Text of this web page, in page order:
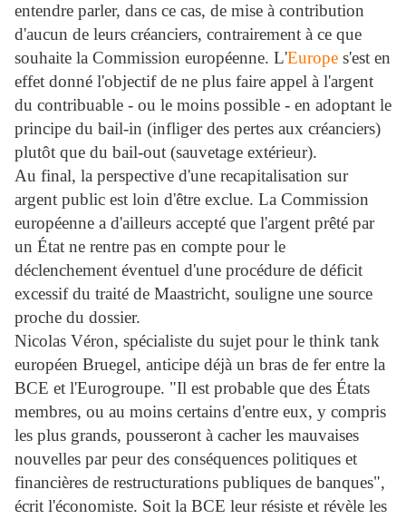
entendre parler, dans ce cas, de mise à contribution
d'aucun de leurs créanciers, contrairement à ce que
souhaite la Commission européenne. L'Europe s'est en
effet donné l'objectif de ne plus faire appel à l'argent
du contribuable - ou le moins possible - en adoptant le
principe du bail-in (infliger des pertes aux créanciers)
plutôt que du bail-out (sauvetage extérieur).
Au final, la perspective d'une recapitalisation sur
argent public est loin d'être exclue. La Commission
européenne a d'ailleurs accepté que l'argent prêté par
un État ne rentre pas en compte pour le
déclenchement éventuel d'une procédure de déficit
excessif du traité de Maastricht, souligne une source
proche du dossier.
Nicolas Véron, spécialiste du sujet pour le think tank
européen Bruegel, anticipe déjà un bras de fer entre la
BCE et l'Eurogroupe. "Il est probable que des États
membres, ou au moins certains d'entre eux, y compris
les plus grands, pousseront à cacher les mauvaises
nouvelles par peur des conséquences politiques et
financières de restructurations publiques de banques",
écrit l'économiste. Soit la BCE leur résiste et révèle les